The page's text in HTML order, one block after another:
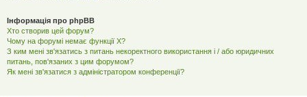
Інформація про phpBB
Хто створив цей форум?
Чому на форумі немає функції X?
З ким мені зв'язатись з питань некоректного використання і / або юридичних
питань, пов'язаних з цим форумом?
Як мені зв'язатися з адміністратором конференції?